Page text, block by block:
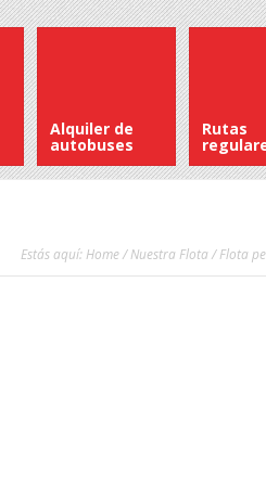
Alquiler de
autobuses
Rutas
Estás aquí: Home/Nuestra Flota /Flota